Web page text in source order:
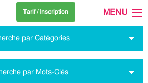
Tarif / Inscription MENU
par Catégories
par Mots-Clés